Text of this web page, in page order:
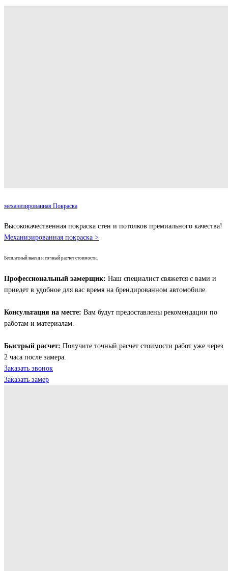
механизированная Покраска
Высококачественная покраска стен и потолков премиального качества!
Механизированная покраска >
Бесплатный выезд и точный расчет стоимости.
Профессиональный замерщик: Наш специалист свяжется с вами и
приедет в удобное для вас время на брендированном автомобиле.
Консультация на месте: Вам будут предоставлены рекомендации по
работам и материалам.
Быстрый расчет: Получите точный расчет стоимости работ уже через
2 часа после замера.
Заказать звонок
Заказать замер